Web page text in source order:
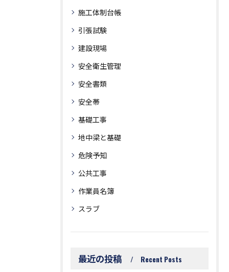
施工体制台帳
引張試験
建設現場
安全衛生管理
安全書類
安全帯
基礎工事
地中梁と基礎
危険予知
公共工事
作業員名簿
スラブ
最近の投稿 Recent Posts